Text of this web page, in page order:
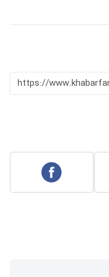
https://